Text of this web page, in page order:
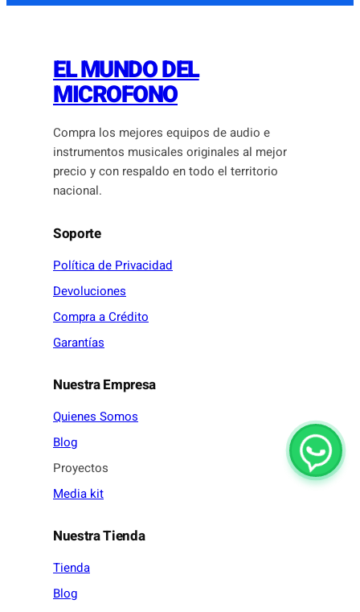
EL MUNDO DEL
MICROFONO
Compra los mejores equipos de audio e
instrumentos musicales originales al mejor
precio y con respaldo en todo el territorio
nacional.
Soporte
Política de Privacidad
Devoluciones
Compra a Crédito
Garantías
Nuestra Empresa
Quienes Somos
Blog
Proyectos
Media kit
Nuestra Tienda
Tienda
Blog